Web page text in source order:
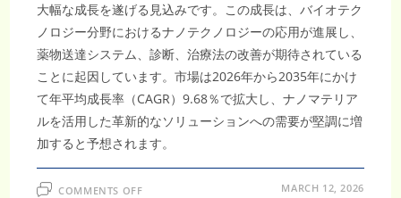
大幅な成長を遂げる見込みです。この成長は、バイオテク
ノロジー分野におけるナノテクノロジーの応用が進展し、
薬物送達システム、診断、治療法の改善が期待されている
ことに起因しています。市場は2026年から2035年にかけ
て年平均成長率（CAGR）9.68％で拡大し、ナノマテリア
ルを活用した革新的なソリューションへの需要が堅調に増
加すると予想されます。
COMMENTS OFFON MARCH 12, 2026